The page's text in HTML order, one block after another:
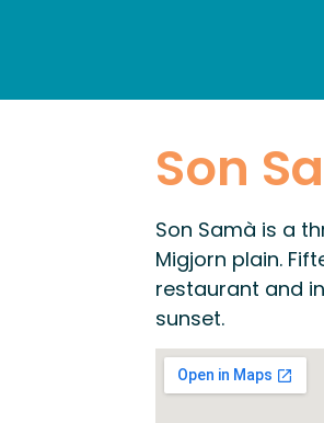
Son
Son Samà is a
Migjorn plain.
restaurant and
sunset.